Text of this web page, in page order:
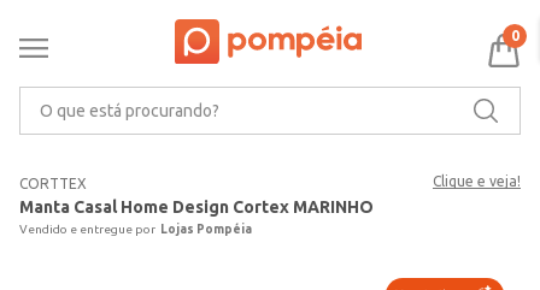
0
CORTTEX Clique e veja!
Manta Casal Home Design Cortex MARINHO
Lojas Pompéia